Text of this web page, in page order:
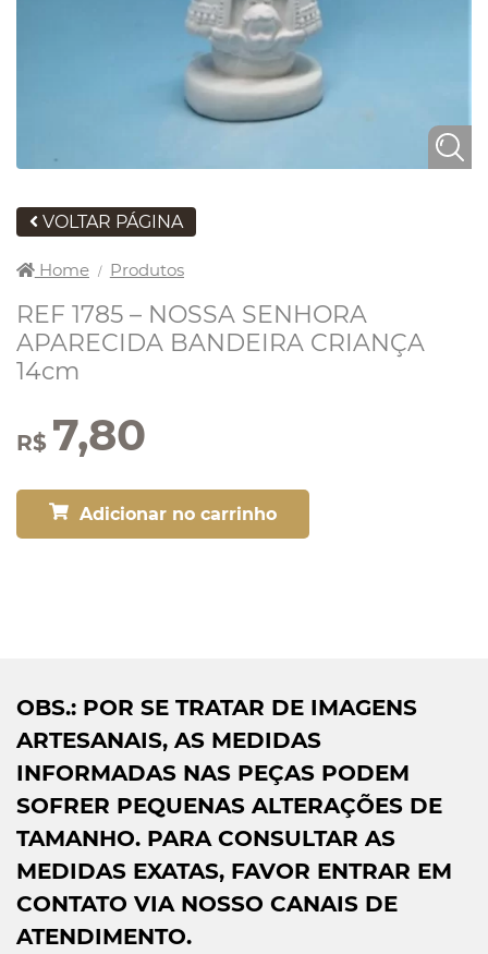
VOLTAR PÁGINA
Home / Produtos
REF 1785 – NOSSA SENHORA
APARECIDA BANDEIRA CRIANÇA
14cm
R$ 7,80
Adicionar no carrinho
OBS.: POR SE TRATAR DE IMAGENS
ARTESANAIS, AS MEDIDAS
INFORMADAS NAS PEÇAS PODEM
SOFRER PEQUENAS ALTERAÇÕES DE
TAMANHO. PARA CONSULTAR AS
MEDIDAS EXATAS, FAVOR ENTRAR EM
CONTATO VIA NOSSO CANAIS DE
ATENDIMENTO.